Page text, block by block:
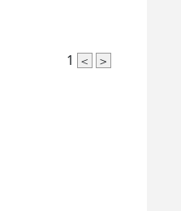
1 < >